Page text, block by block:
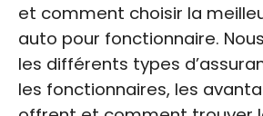
et comment choisir la
auto pour fonctionnaire.
les différents types
les fonctionnaires, les